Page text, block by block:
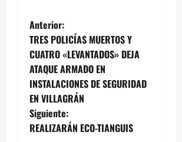
N
a
v
e
g
Anterior:
TRES POLICÍAS MUERTOS Y
CUATRO «LEVANTADOS» DEJA
ATAQUE ARMADO EN
INSTALACIONES DE SEGURIDAD
EN VILLAGRÁN
Siguiente:
REALIZARÁN ECO-TIANGUIS